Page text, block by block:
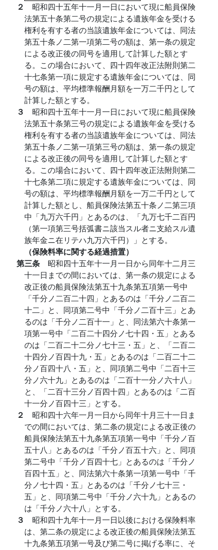
２ 昭和四十五年十一月一日において現に船員保険
法第五十条第二号の規定による遺族年金を受ける
権利を有する者の当該遺族年金については、同法
第五十条ノ二第一項第二号の額は、第一条の規定
による改正後の同号を適用して計算した額とす
る。この場合において、四十四年改正法附則第二
十七条第一項に規定する遺族年金については、同
号の額は、平均標準報酬月額を一万二千円として
計算した額とする。
３ 昭和四十五年十一月一日において現に船員保険
法第五十条第三号の規定による遺族年金を受ける
権利を有する者の当該遺族年金については、同法
第五十条ノ二第一項第三号の額は、第一条の規定
による改正後の同号を適用して計算した額とす
る。この場合において、四十四年改正法附則第二
十七条第二項に規定する遺族年金については、同
号の額は、平均標準報酬月額を一万二千円として
計算した額とし、船員保険法第五十条ノ二第三項
中「九万六千円」とあるのは、「九万七千二百円
（第一項第三号括弧書ニ該当スル者ニ支給スル遺
族年金ニ在リテハ九万六千円）」とする。
（保険料率に関する経過措置）
第三条 昭和四十五年十一月一日から同年十二月三
十一日までの間においては、第一条の規定による
改正後の船員保険法第五十九条第五項第一号中
「千分ノ二百二十四」とあるのは「千分ノ二百二
十二」と、同項第二号中「千分ノ二百十三」とあ
るのは「千分ノ二百十一」と、同法第六十条第一
項第一号中「二百二十四分ノ七十四・五」とある
のは「二百二十二分ノ七十三・五」と、「二百二
十四分ノ百四十九・五」とあるのは「二百二十二
分ノ百四十八・五」と、同項第二号中「二百十三
分ノ六十九」とあるのは「二百十一分ノ六十八」
と、「二百十三分ノ百四十四」とあるのは「二百
十一分ノ百四十三」とする。
２ 昭和四十六年一月一日から同年十月三十一日ま
での間においては、第二条の規定による改正後の
船員保険法第五十九条第五項第一号中「千分ノ百
五十八」とあるのは「千分ノ百五十六」と、同項
第二号中「千分ノ百四十七」とあるのは「千分ノ
百四十五」と、同法第六十条第一項第一号中「千
分ノ七十四・五」とあるのは「千分ノ七十三・
五」と、同項第二号中「千分ノ六十九」とあるの
は「千分ノ六十八」とする。
３ 昭和四十九年十一月一日以後における保険料率
は、第二条の規定による改正後の船員保険法第五
十九条第五項第一号及び第二号に掲げる率に、そ